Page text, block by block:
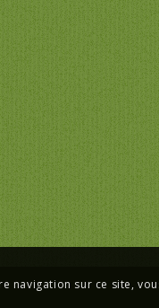
navigation sur ce site,